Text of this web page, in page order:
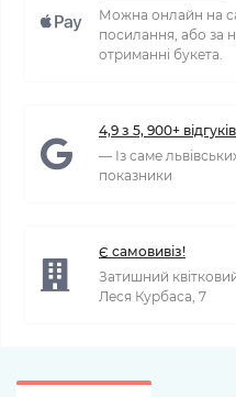
Можна онлайн на
посилання, або за
отриманні букета.
4,9 з 5, 900+
— Із саме
показники
Є самовивіз!
Затишний
Леся Курбаса, 7